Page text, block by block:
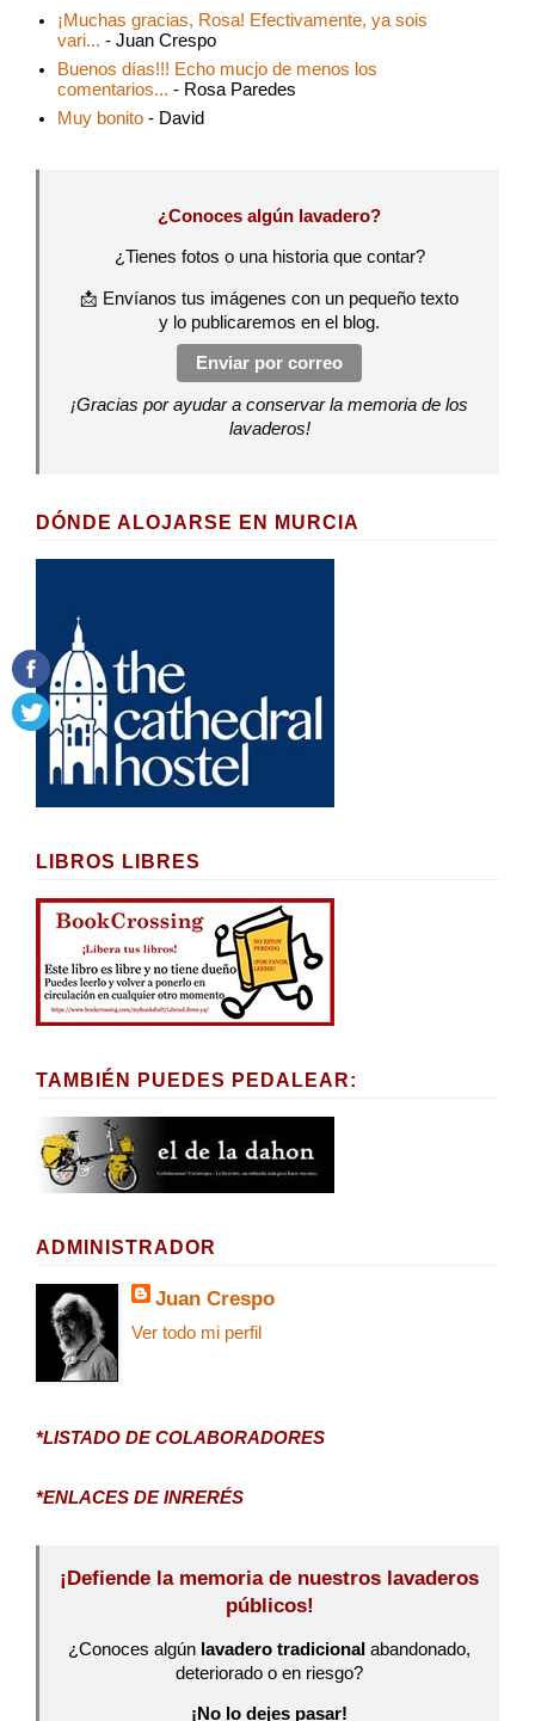
¡Muchas gracias, Rosa! Efectivamente, ya sois
vari... - Juan Crespo
Buenos días!!! Echo mucjo de menos los
comentarios... - Rosa Paredes
Muy bonito - David
¿Conoces algún lavadero?
¿Tienes fotos o una historia que contar?
📩 Envíanos tus imágenes con un pequeño texto
y lo publicaremos en el blog.
Enviar por correo
¡Gracias por ayudar a conservar la memoria de los
lavaderos!
DÓNDE ALOJARSE EN MURCIA
LIBROS LIBRES
TAMBIÉN PUEDES PEDALEAR:
ADMINISTRADOR
Juan Crespo
Ver todo mi perfil
*LISTADO DE COLABORADORES
*ENLACES DE INRERÉS
¡Defiende la memoria de nuestros lavaderos
públicos!
¿Conoces algún lavadero tradicional abandonado,
deteriorado o en riesgo?
¡No lo dejes pasar!